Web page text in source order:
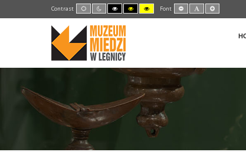
Contrast Default
mode
Night
mode
High
Contrast
Black
White
mode
High
Contrast
Black
High
Contrast
Yellow
Font Set
Smaller
Font
Default
Font
Set
Larger
Font